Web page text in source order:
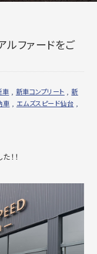
ルファードをご
車 新車コンプリート ,新
車 エムズスピード仙台
！！